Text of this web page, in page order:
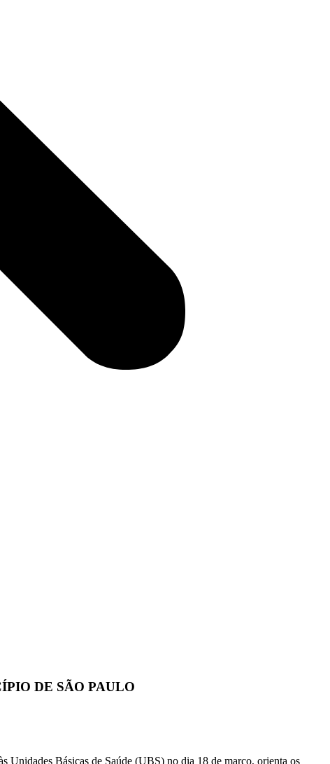
DE SÃO PAULO
Unidades Básicas de Saúde (UBS) no dia 18 de março, orienta os